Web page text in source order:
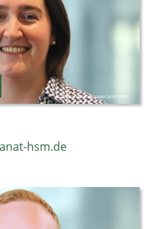
© Dekanat Hochsauerland-Mitte
hsm.de